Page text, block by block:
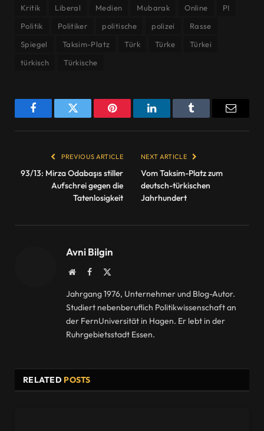
Kritik
Liberal Medien Mubarak Online
PI
Politik
Politiker politische polizei
Rasse
Spiegel
Taksim-Platz Türk Türke
Türkei
türkisch
Türkische
FacebookTwitter Pinterest LinkedInTumblr
PREVIOUS ARTICLE
93/13: Mirza Odabaşıs stiller
Aufschrei gegen die
Tatenlosigkeit
NEXT ARTICLE
Vom Taksim-Platz zum
deutsch-türkischen
Jahrhundert
Avni Bilgin
WebsiteFacebook
Jahrgang 1976, Unternehmer und Blog-Autor.
Studiert nebenberuflich Politikwissenschaft an
der FernUniversität in Hagen. Er lebt in der
Ruhrgebietsstadt Essen.
RELATED POSTS